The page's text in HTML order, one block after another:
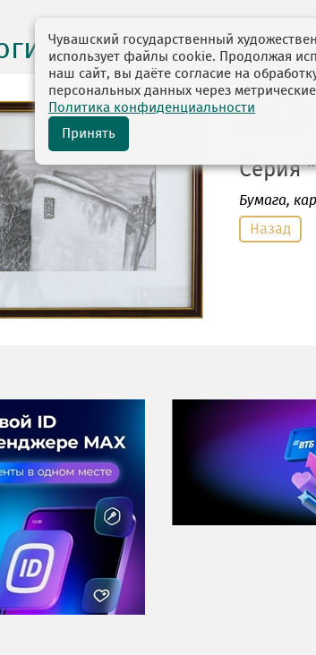
выставок
автор:
Серия
Бумага,
Назад
Чувашский государственный
использует файлы cookie. Продолжая
наш сайт, вы даёте согласие на
персональных данных через
Политика конфиденциальности
Принять